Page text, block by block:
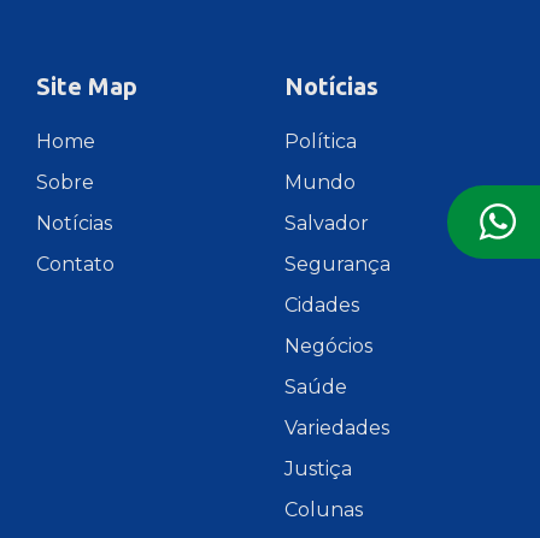
Site Map
Home
Sobre
Notícias
Contato
Notícias
Política
Mundo
Salvador
Segurança
Cidades
Negócios
Saúde
Variedades
Justiça
Colunas